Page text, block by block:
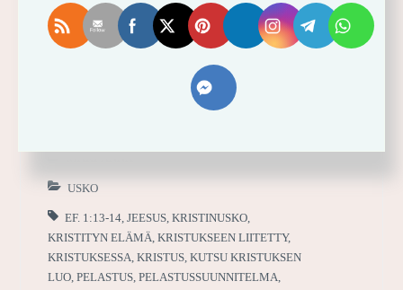
USKO
EF. 1:13-14 ,JEESUS ,KRISTINUSKO
KRISTITYN ELÄMÄ ,KRISTUKSEEN LIITETTY,
KRISTUKSESSA ,KRISTUS ,KUTSU KRISTUKSEN
LUO ,PELASTUS ,PELASTUSSUUNNITELMA